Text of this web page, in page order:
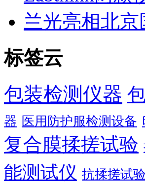
兰光亮相北
标签云
包装检测仪器
器 医用防护服检测设备
复合膜揉搓试验
能测试仪 抗揉搓试